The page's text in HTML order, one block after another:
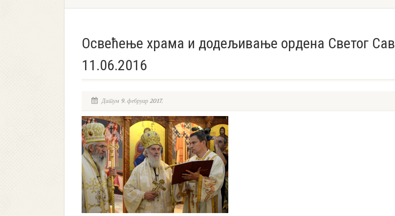
Освећење храма и додељивање ордена Светог
11.06.2016
Датум 9. фебруар 2017.